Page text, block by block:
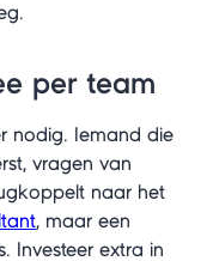
per team
nodig. Iemand die
vragen van
naar het
, maar een
Investeer extra in